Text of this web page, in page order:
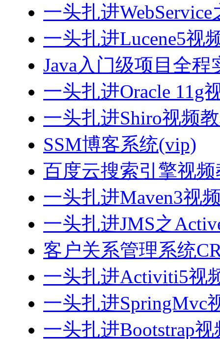
一头扎进
一头扎进Lucene5视
Java入门级项目全程
一头扎进Oracle 11g
一头扎进Shiro视频
SSM博客系统(vip)
百度云搜索引擎视
一头扎进Maven3视
一头扎进JMS之
客户关系管理系统
一头扎进Activiti5视
一头扎进SpringMvc
一头扎进Bootstrap